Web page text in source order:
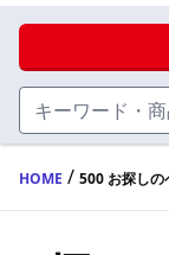
ハンド
FA・A
蝶番・
製品カ
HOME / 500 お探しの